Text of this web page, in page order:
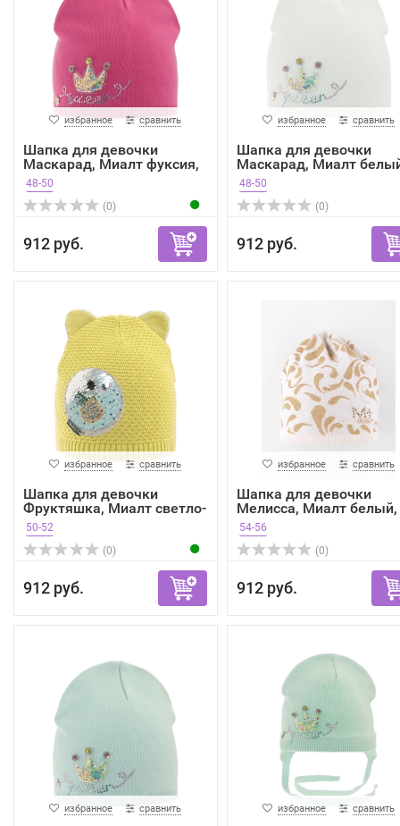
избранное сравнить
Шапка для девочки
Маскарад, Миалт фуксия,
в...
48-50
(0)
912 руб.
избранное сравнить
Шапка для девочки
Маскарад, Миалт
ве...
48-50
(0)
912 руб.
избранное сравнить
Шапка для девочки
Фруктяшка, Миалт светло-
ж...
50-52
(0)
912 руб.
избранное сравнить
Шапка для девочки
Мелисса, Миалт белый,
вес...
54-56
(0)
912 руб.
избранное сравнить избранное сравнить